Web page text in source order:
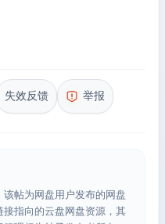
失效反馈 举报
帖为网盘用户发布的网盘
指向的云盘网盘资源，其